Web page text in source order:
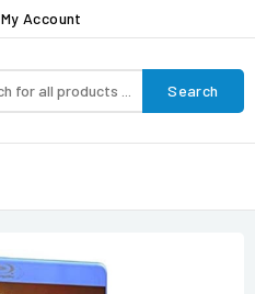
My Account
Search